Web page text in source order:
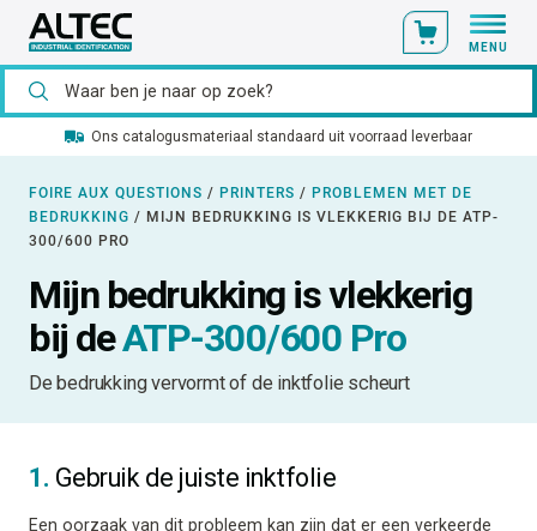
MENU
Ons catalogusmateriaal standaard uit voorraad leverbaar
FOIRE AUX QUESTIONS / PRINTERS / PROBLEMEN MET DE
BEDRUKKING / MIJN BEDRUKKING IS VLEKKERIG BIJ DE ATP-
300/600 PRO
Mijn bedrukking is vlekkerig
bij deATP-300/600 Pro
De bedrukking vervormt of de inktfolie scheurt
1. Gebruik de juiste inktfolie
Een oorzaak van dit probleem kan zijn dat er een verkeerde